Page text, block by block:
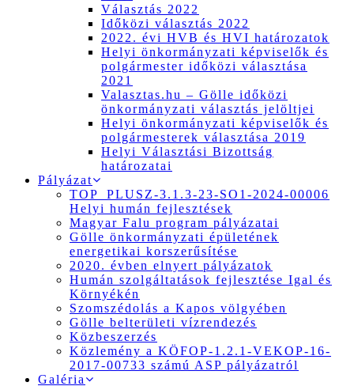
Választás 2022
Időközi választás 2022
2022. évi HVB és HVI határozatok
Helyi önkormányzati képviselők és
polgármester időközi választása
2021
Valasztas.hu – Gölle időközi
önkormányzati választás jelöltjei
Helyi önkormányzati képviselők és
polgármesterek választása 2019
Helyi Választási Bizottság
határozatai
Pályázat
TOP_PLUSZ-3.1.3-23-SO1-2024-00006
Helyi humán fejlesztések
Magyar Falu program pályázatai
Gölle önkormányzati épületének
energetikai korszerűsítése
2020. évben elnyert pályázatok
Humán szolgáltatások fejlesztése Igal és
Környékén
Szomszédolás a Kapos völgyében
Gölle belterületi vízrendezés
Közbeszerzés
Közlemény a KÖFOP-1.2.1-VEKOP-16-
2017-00733 számú ASP pályázatról
Galéria